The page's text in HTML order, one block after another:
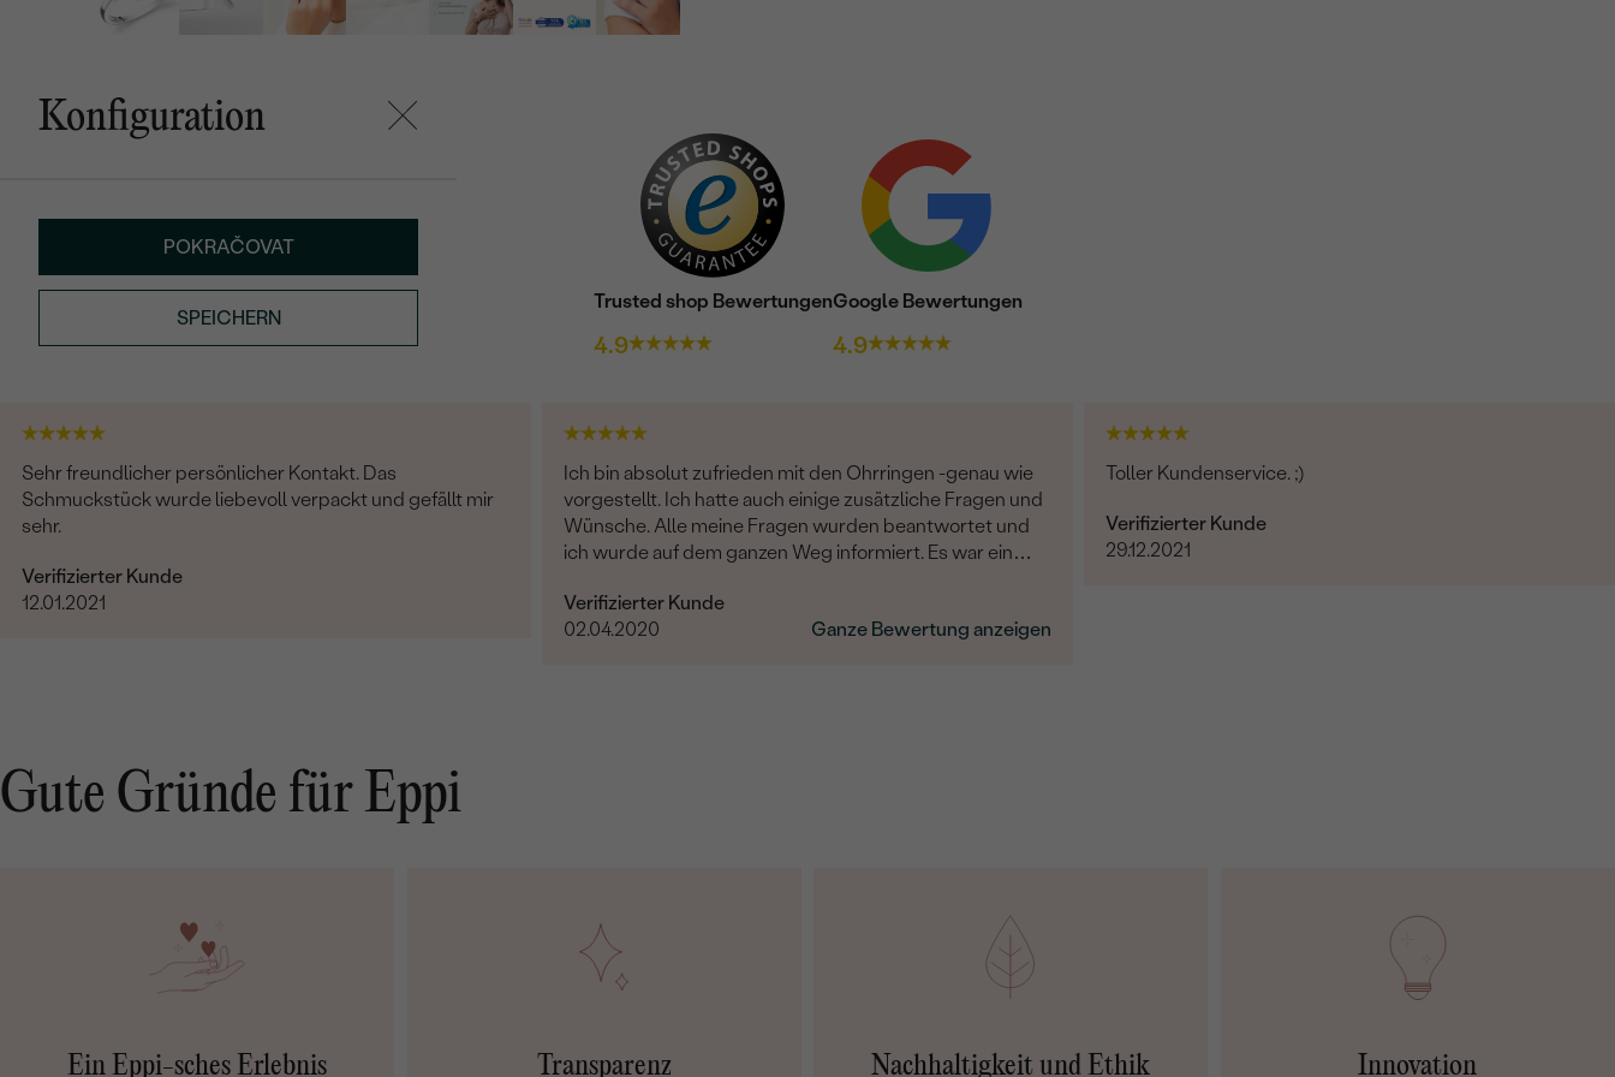
Konfiguration
POKRAČOVAT
SPEICHERN
Trusted shop Bewertungen
4.9
Google Bewertungen
4.9
Sehr freundlicher persönlicher Kontakt. Das
Schmuckstück wurde liebevoll verpackt und gefällt mir
sehr.
Verifizierter Kunde
12.01.2021
Ich bin absolut zufrieden mit den Ohrringen -genau wie
vorgestellt. Ich hatte auch einige zusätzliche Fragen und
Wünsche. Alle meine Fragen wurden beantwortet und
ich wurde auf dem ganzen Weg informiert. Es war ein
Verifizierter Kunde
02.04.2020
Ganze Bewertung anzeigen
Toller Kundenservice. ;)
Verifizierter Kunde
29.12.2021
Gute Gründe für Eppi
Ein Eppi-sches Erlebnis Transparenz Nachhaltigkeit und Ethik Innovation